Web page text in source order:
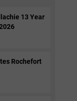
13 Year
Rochefort